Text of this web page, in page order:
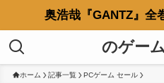
奥浩哉『GANTZ』全
のゲー
ホーム 記事一覧 PCゲーム セール